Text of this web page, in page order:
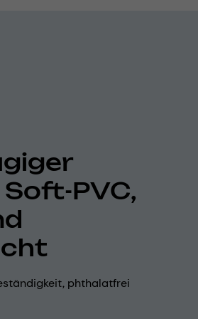
PVC,
phthalatfrei